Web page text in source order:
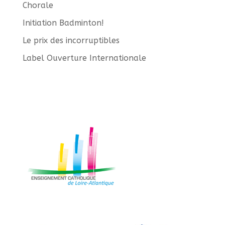
Chorale
Initiation Badminton!
Le prix des incorruptibles
Label Ouverture Internationale